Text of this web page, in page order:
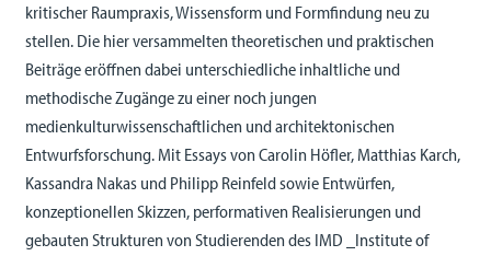
kritischer Raumpraxis, Wissensform und Formfindung neu zu
stellen. Die hier versammelten theoretischen und praktischen
Beiträge eröffnen dabei unterschiedliche inhaltliche und
methodische Zugänge zu einer noch jungen
medienkulturwissenschaftlichen und architektonischen
Entwurfsforschung. Mit Essays von Carolin Höfler, Matthias Karch,
Kassandra Nakas und Philipp Reinfeld sowie Entwürfen,
konzeptionellen Skizzen, performativen Realisierungen und
gebauten Strukturen von Studierenden des IMD _Institute of